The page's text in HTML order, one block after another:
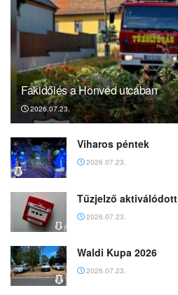
Fakidőlés a Honvéd utcában
2026.07.23.
Viharos péntek
2026.07.23.
Tűzjelző aktiválódott
2026.07.23.
Waldi Kupa 2026
2026.07.23.